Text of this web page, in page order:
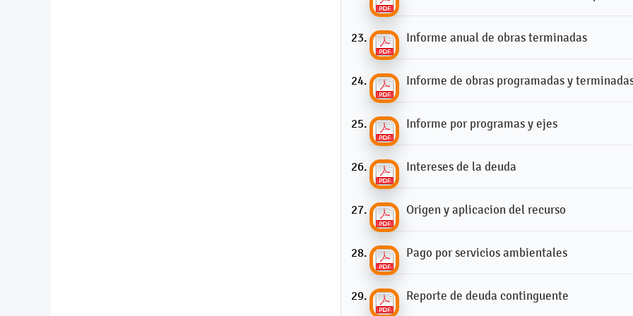
Informe anual de obras terminadas
Informe de obras programadas y
Informe por programas y ejes
Intereses de la deuda
Origen y aplicacion del recurso
Pago por servicios ambientales
Reporte de deuda continguente